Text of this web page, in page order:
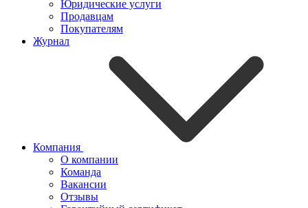
Юридические услуги
Продавцам
Покупателям
Журнал
Компания
О компании
Команда
Вакансии
Отзывы